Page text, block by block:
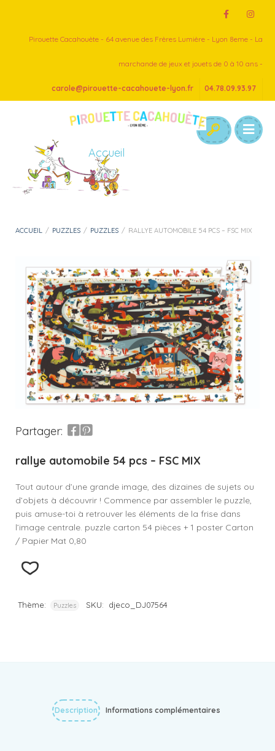
Pirouette Cacahouète - 64 avenue des Frères Lumière - Lyon 8eme - La
marchande de jeux et jouets de 0 à 10 ans -
carole@pirouette-cacahouete-lyon.fr 04.78.09.93.97
Accueil
ACCUEIL / PUZZLES / PUZZLES / RALLYE AUTOMOBILE 54 PCS – FSC MIX
Partager:
rallye automobile 54 pcs – FSC MIX
Tout autour d’une grande image, des dizaines de sujets ou
d’objets à découvrir ! Commence par assembler le puzzle,
puis amuse-toi à retrouver les éléments de la frise dans
l’image centrale. puzzle carton 54 pièces + 1 poster Carton
/ Papier Mat 0,80
Thème: Puzzles SKU: djeco_DJ07564
Description Informations complémentaires